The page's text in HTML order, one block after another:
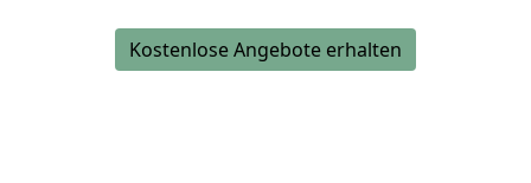
Kostenlose Angebote erhalten